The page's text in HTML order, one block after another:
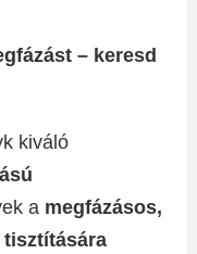
– keresd
kiváló
a megfázásos,